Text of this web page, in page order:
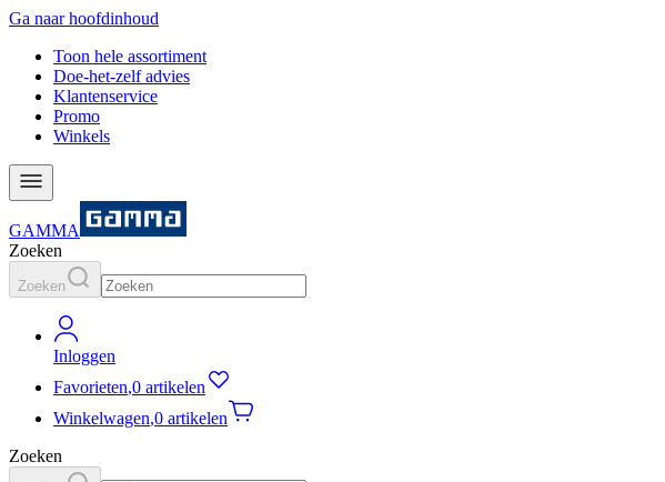
Ga naar hoofdinhoud
Toon hele assortiment
Doe-het-zelf advies
Klantenservice
Promo
Winkels
GAMMA
Zoeken
Zoeken
Inloggen
Favorieten,0 artikelen
Winkelwagen,0 artikelen
Zoeken